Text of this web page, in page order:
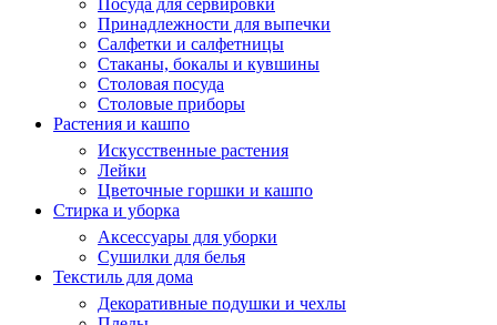
Посуда для сервировки
Принадлежности для выпечки
Салфетки и салфетницы
Стаканы, бокалы и кувшины
Столовая посуда
Столовые приборы
Растения и кашпо
Искусственные растения
Лейки
Цветочные горшки и кашпо
Стирка и уборка
Аксессуары для уборки
Сушилки для белья
Текстиль для дома
Декоративные подушки и чехлы